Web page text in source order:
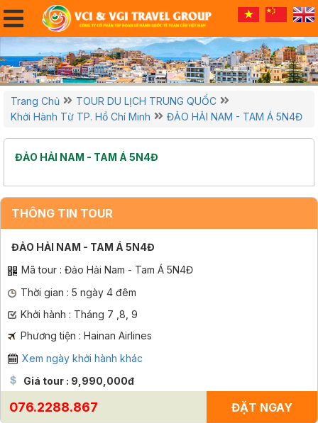
Trang Chủ
TOUR DU LỊCH TRUNG QUỐC
Khởi Hành Từ TP. Hồ Chí Minh
ĐẢO HẢI NAM - TAM Á 5N4Đ
ĐẢO HẢI NAM - TAM Á 5N4Đ
THÔNG TIN TOUR
ĐẢO HẢI NAM - TAM Á 5N4Đ
Mã tour : Đảo Hải Nam - Tam Á 5N4Đ
Thời gian : 5 ngày 4 đêm
Khởi hành : Tháng 7 ,8, 9
Phương tiện : Hainan Airlines
Xem ngày khởi hành khác
Giá tour : 9,990,000đ
076.2288.867 ĐẶT NGAY